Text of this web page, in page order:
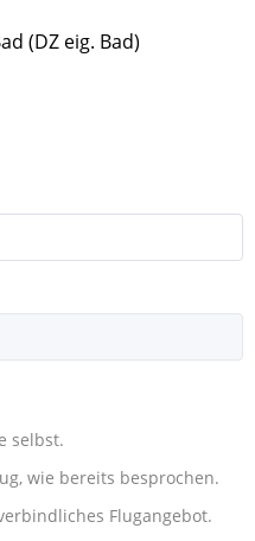
(DZ eig. Bad)
selbst.
wie bereits besprochen.
Flugangebot.